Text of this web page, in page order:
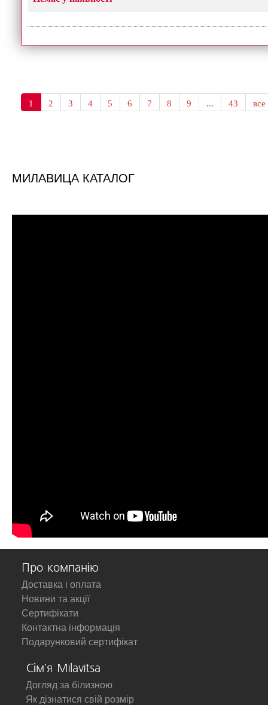
1 2 3 4 5 6 7 8 9 ... 43 все
МИЛАВИЦА КАТАЛОГ
Про компанію
Доставка і оплата
Новини та акції
Сертифікати
Контактна інформація
Подарунковий сертифікат
Сім'я Milavitsa
Догляд за білизною
Як дізнатися свій розмір